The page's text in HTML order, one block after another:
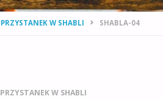
PRZYSTANEK W SHABLI SHABLA-04
PRZYSTANEK W SHABLI